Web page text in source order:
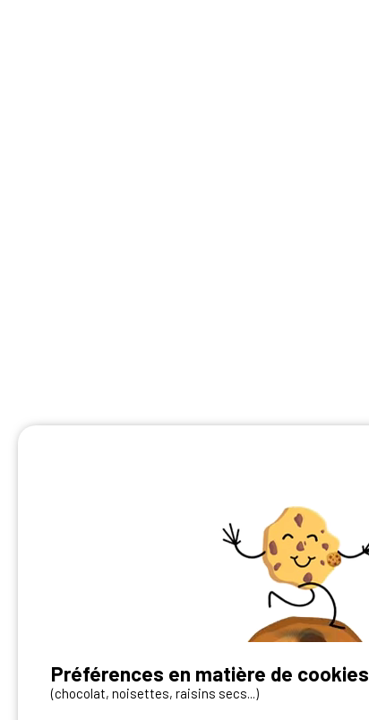
Vous avez un camping ?
Préférences en matière de cookies
(chocolat, noisettes, raisins secs...)